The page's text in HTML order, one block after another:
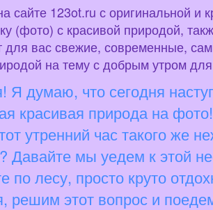
123ot.ru с оригинальной и
(фото) с красивой природой,
вас свежие, современные,
на тему с добрым утром
думаю, что сегодня
красивая природа на
утренний час такого же
Давайте мы уедем к этой
по лесу, просто круто
этот вопрос и